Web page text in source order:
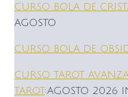
CURSO BOLA DE
AGOSTO
CURSO BOLA DE
CURSO TAROT
TAROT:AGOSTO 2026